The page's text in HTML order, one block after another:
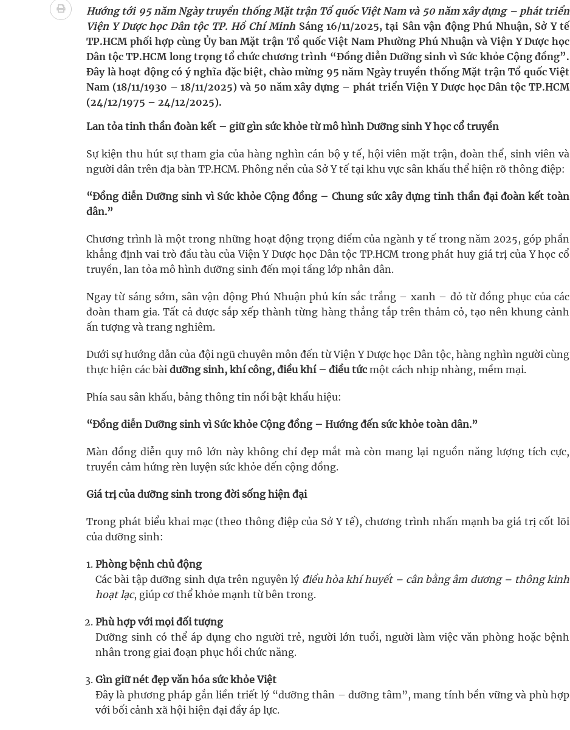
Quan Bằng Chứng Dược Lý Và Cơ Chế Phân Tử
Xây dựng bản đồ mạng lưới cấp cứu ngoại viện toàn quốc
"Nền kinh tế bạc" có thể trở thành động lực tăng trưởng mới của Việt Nam
Đắk Lắk: Đẩy nhanh tiến độ khám sức khỏe định kỳ, khám sàng lọc cho người dân
Hướng tới 95 năm Ngày truyền thống Mặt trận Tổ quốc Việt Nam và 50 năm xây dựng – phát triển
Viện Y Dược học Dân tộc TP. Hồ Chí Minh Sáng 16/11/2025, tại Sân vận động Phú Nhuận, Sở Y tế
TP.HCM phối hợp cùng Ủy ban Mặt trận Tổ quốc Việt Nam Phường Phú Nhuận và Viện Y Dược học
Dân tộc TP.HCM long trọng tổ chức chương trình “Đồng diễn Dưỡng sinh vì Sức khỏe Cộng đồng”.
Đây là hoạt động có ý nghĩa đặc biệt, chào mừng 95 năm Ngày truyền thống Mặt trận Tổ quốc Việt
Nam (18/11/1930 – 18/11/2025) và 50 năm xây dựng – phát triển Viện Y Dược học Dân tộc TP.HCM
(24/12/1975 – 24/12/2025).
Lan tỏa tinh thần đoàn kết – giữ gìn sức khỏe từ mô hình Dưỡng sinh Y học cổ truyền
Sự kiện thu hút sự tham gia của hàng nghìn cán bộ y tế, hội viên mặt trận, đoàn thể, sinh viên và
người dân trên địa bàn TP.HCM. Phông nền của Sở Y tế tại khu vực sân khấu thể hiện rõ thông điệp:
“Đồng diễn Dưỡng sinh vì Sức khỏe Cộng đồng – Chung sức xây dựng tinh thần đại đoàn kết toàn
dân.”
Chương trình là một trong những hoạt động trọng điểm của ngành y tế trong năm 2025, góp phần
khẳng định vai trò đầu tàu của Viện Y Dược học Dân tộc TP.HCM trong phát huy giá trị của Y học cổ
truyền, lan tỏa mô hình dưỡng sinh đến mọi tầng lớp nhân dân.
Ngay từ sáng sớm, sân vận động Phú Nhuận phủ kín sắc trắng – xanh – đỏ từ đồng phục của các
đoàn tham gia. Tất cả được sắp xếp thành từng hàng thẳng tắp trên thảm cỏ, tạo nên khung cảnh
ấn tượng và trang nghiêm.
Dưới sự hướng dẫn của đội ngũ chuyên môn đến từ Viện Y Dược học Dân tộc, hàng nghìn người cùng
thực hiện các bài dưỡng sinh, khí công, điều khí – điều tức một cách nhịp nhàng, mềm mại.
Phía sau sân khấu, bảng thông tin nổi bật khẩu hiệu:
“Đồng diễn Dưỡng sinh vì Sức khỏe Cộng đồng – Hướng đến sức khỏe toàn dân.”
Màn đồng diễn quy mô lớn này không chỉ đẹp mắt mà còn mang lại nguồn năng lượng tích cực,
truyền cảm hứng rèn luyện sức khỏe đến cộng đồng.
Giá trị của dưỡng sinh trong đời sống hiện đại
Trong phát biểu khai mạc (theo thông điệp của Sở Y tế), chương trình nhấn mạnh ba giá trị cốt lõi
của dưỡng sinh:
Phòng bệnh chủ động
Các bài tập dưỡng sinh dựa trên nguyên lý điều hòa khí huyết – cân bằng âm dương – thông kinh
hoạt lạc, giúp cơ thể khỏe mạnh từ bên trong.
Phù hợp với mọi đối tượng
Dưỡng sinh có thể áp dụng cho người trẻ, người lớn tuổi, người làm việc văn phòng hoặc bệnh
nhân trong giai đoạn phục hồi chức năng.
Gìn giữ nét đẹp văn hóa sức khỏe Việt
Đây là phương pháp gắn liền triết lý “dưỡng thân – dưỡng tâm”, mang tính bền vững và phù hợp
với bối cảnh xã hội hiện đại đầy áp lực.